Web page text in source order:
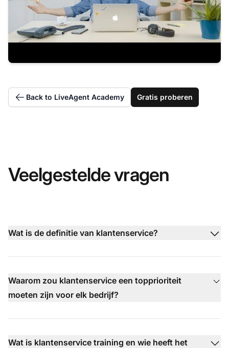
Back to LiveAgent Academy Gratis proberen
Veelgestelde vragen
Wat is de definitie van klantenservice?
Waarom zou klantenservice een topprioriteit
moeten zijn voor elk bedrijf?
Wat is klantenservice training en wie heeft het